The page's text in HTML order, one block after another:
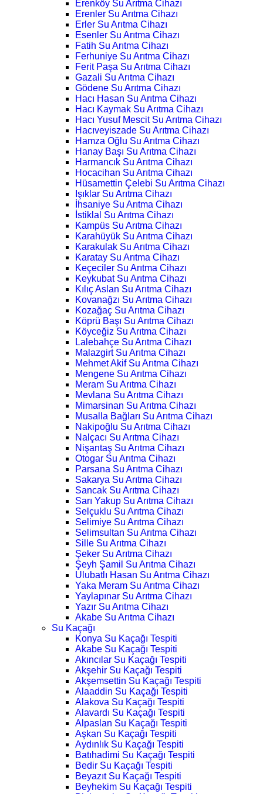
Erenköy Su Arıtma Cihazı
Erenler Su Arıtma Cihazı
Erler Su Arıtma Cihazı
Esenler Su Arıtma Cihazı
Fatih Su Arıtma Cihazı
Ferhuniye Su Arıtma Cihazı
Ferit Paşa Su Arıtma Cihazı
Gazali Su Arıtma Cihazı
Gödene Su Arıtma Cihazı
Hacı Hasan Su Arıtma Cihazı
Hacı Kaymak Su Arıtma Cihazı
Hacı Yusuf Mescit Su Arıtma Cihazı
Hacıveyiszade Su Arıtma Cihazı
Hamza Oğlu Su Arıtma Cihazı
Hanay Başı Su Arıtma Cihazı
Harmancık Su Arıtma Cihazı
Hocacihan Su Arıtma Cihazı
Hüsamettin Çelebi Su Arıtma Cihazı
Işıklar Su Arıtma Cihazı
İhsaniye Su Arıtma Cihazı
İstiklal Su Arıtma Cihazı
Kampüs Su Arıtma Cihazı
Karahüyük Su Arıtma Cihazı
Karakulak Su Arıtma Cihazı
Karatay Su Arıtma Cihazı
Keçeciler Su Arıtma Cihazı
Keykubat Su Arıtma Cihazı
Kılıç Aslan Su Arıtma Cihazı
Kovanağzı Su Arıtma Cihazı
Kozağaç Su Arıtma Cihazı
Köprü Başı Su Arıtma Cihazı
Köyceğiz Su Arıtma Cihazı
Lalebahçe Su Arıtma Cihazı
Malazgirt Su Arıtma Cihazı
Mehmet Akif Su Arıtma Cihazı
Mengene Su Arıtma Cihazı
Meram Su Arıtma Cihazı
Mevlana Su Arıtma Cihazı
Mimarsinan Su Arıtma Cihazı
Musalla Bağları Su Arıtma Cihazı
Nakipoğlu Su Arıtma Cihazı
Nalçacı Su Arıtma Cihazı
Nişantaş Su Arıtma Cihazı
Otogar Su Arıtma Cihazı
Parsana Su Arıtma Cihazı
Sakarya Su Arıtma Cihazı
Sancak Su Arıtma Cihazı
Sarı Yakup Su Arıtma Cihazı
Selçuklu Su Arıtma Cihazı
Selimiye Su Arıtma Cihazı
Selimsultan Su Arıtma Cihazı
Sille Su Arıtma Cihazı
Şeker Su Arıtma Cihazı
Şeyh Şamil Su Arıtma Cihazı
Ulubatlı Hasan Su Arıtma Cihazı
Yaka Meram Su Arıtma Cihazı
Yaylapınar Su Arıtma Cihazı
Yazır Su Arıtma Cihazı
Akabe Su Arıtma Cihazı
Su Kaçağı
Konya Su Kaçağı Tespiti
Akabe Su Kaçağı Tespiti
Akıncılar Su Kaçağı Tespiti
Akşehir Su Kaçağı Tespiti
Akşemsettin Su Kaçağı Tespiti
Alaaddin Su Kaçağı Tespiti
Alakova Su Kaçağı Tespiti
Alavardı Su Kaçağı Tespiti
Alpaslan Su Kaçağı Tespiti
Aşkan Su Kaçağı Tespiti
Aydınlık Su Kaçağı Tespiti
Batıhadimi Su Kaçağı Tespiti
Bedir Su Kaçağı Tespiti
Beyazıt Su Kaçağı Tespiti
Beyhekim Su Kaçağı Tespiti